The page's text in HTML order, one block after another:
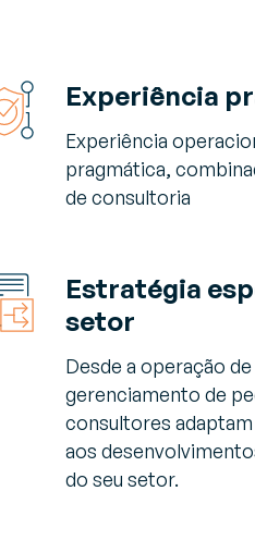
Experiência
Experiência
pragmática,
de consultoria
Estratégia
setor
Desde a operação
gerenciamento de
consultores
aos
do seu setor.